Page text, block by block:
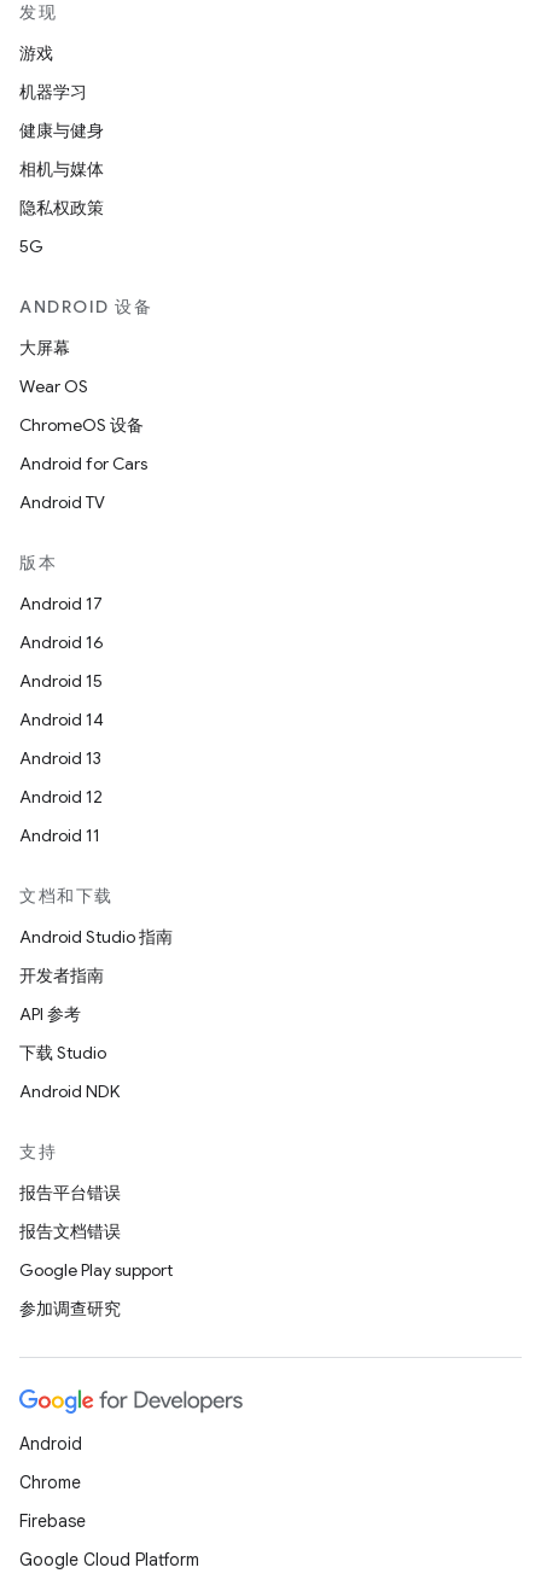
发现
游戏
机器学习
健康与健身
相机与媒体
隐私权政策
5G
ANDROID 设备
大屏幕
Wear OS
ChromeOS 设备
Android for Cars
Android TV
版本
Android 17
Android 16
Android 15
Android 14
Android 13
Android 12
Android 11
文档和下载
Android Studio 指南
开发者指南
API 参考
下载 Studio
Android NDK
支持
报告平台错误
报告文档错误
Google Play support
参加调查研究
Android
Chrome
Firebase
Google Cloud Platform